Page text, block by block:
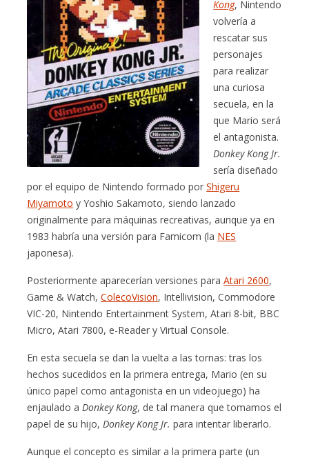
Kong, Nintendo
volvería a
rescatar sus
personajes
para realizar
una curiosa
secuela, en la
que Mario será
el antagonista.
Donkey Kong Jr.
sería diseñado
por el equipo de Nintendo formado porShigeru
Miyamoto y Yoshio Sakamoto, siendo lanzado
originalmente para máquinas recreativas, aunque ya en
1983 habría una versión para Famicom (la NES
japonesa).
Posteriormente aparecerían versiones paraAtari 2600,
Game & Watch,ColecoVision, Intellivision, Commodore
VIC-20, Nintendo Entertainment System, Atari 8-bit, BBC
Micro, Atari 7800, e-Reader y Virtual Console.
En esta secuela se dan la vuelta a las tornas: tras los
hechos sucedidos en la primera entrega, Mario (en su
único papel como antagonista en un videojuego) ha
enjaulado a Donkey Kong, de tal manera que tomamos el
papel de su hijo, Donkey Kong Jr. para intentar liberarlo.
Aunque el concepto es similar a la primera parte (un